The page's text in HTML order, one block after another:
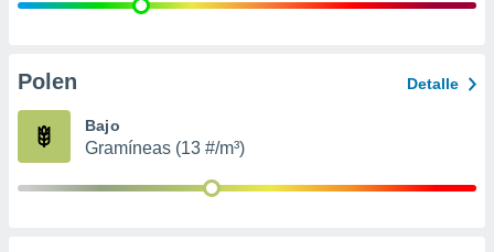
e
publicidad
Polen Detalle
Bajo
Gramíneas (13 #/m³)